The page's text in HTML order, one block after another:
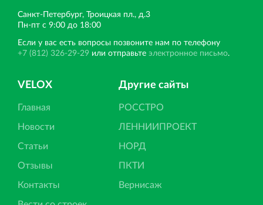
Санкт‐Петербург, Троицкая пл., д.3
Пн‐пт с 9:00 до 18:00
Если у вас есть вопросы позвоните нам по телефону
+7 (812) 326-29-29 или отправьте электронное письмо.
VELOX
Главная
Новости
Статьи
Отзывы
Контакты
Другие сайты
РОССТРО
ЛЕННИИПРОЕКТ
НОРД
ПКТИ
Вернисаж